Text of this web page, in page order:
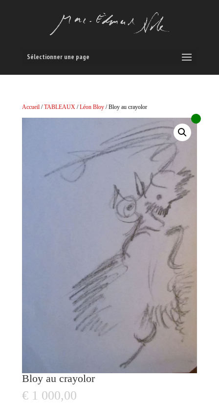
Sélectionner une page
Accueil/TABLEAUX/Léon Bloy/ Bloy au crayolor
Bloy au crayolor
€1 000,00